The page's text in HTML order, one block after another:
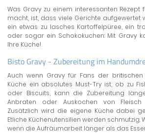
Was Gravy zu einem interessanten Rezept
macht, ist, dass viele Gerichte aufgewertet
ein etwas zu lasches Kartoffelpüree, ein
oder sogar ein Schokokuchen: Mit Gravy
Ihre Küche!
Bisto Gravy - Zubereitung im
Auch wenn Gravy für Fans der
Küche ein absolutes Must-Try ist, ob zu
oder Biscuits, kann die Zubereitung
Anbraten oder Auskochen von
Zusätzlich wird die eigene Küche dabei
Etliche Küchenutensilien werden schmutzig.
wenn die Aufräumarbeit länger als das